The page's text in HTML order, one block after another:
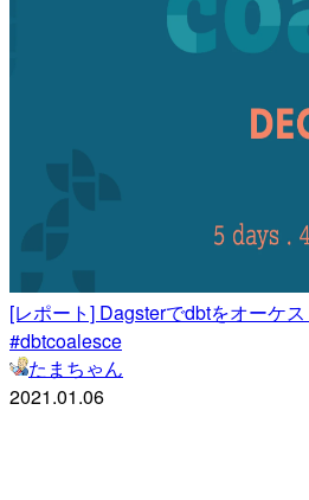
[レポート] Dagsterでdbtをオーケ
#dbtcoalesce
たまちゃん
2021.01.06